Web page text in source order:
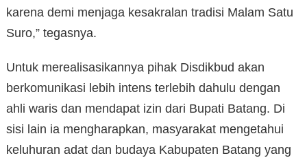
karena demi menjaga kesakralan tradisi Malam Satu
Suro,” tegasnya.
Untuk merealisasikannya pihak Disdikbud akan
berkomunikasi lebih intens terlebih dahulu dengan
ahli waris dan mendapat izin dari Bupati Batang. Di
sisi lain ia mengharapkan, masyarakat mengetahui
keluhuran adat dan budaya Kabupaten Batang yang